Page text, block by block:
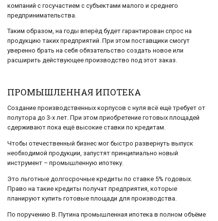
компаний с госучастием с субъектами малого и среднего
предпринимательства.
Таким образом, на годы вперёд будет гарантирован спрос на
продукцию таких предприятий. При этом поставщики смогут
уверенно брать на себя обязательство создать новое или
расширить действующее производство под этот заказ.
ПРОМЫШЛЕННАЯ ИПОТЕКА
Создание производственных корпусов с нуля всё ещё требует от
полутора до 3-х лет. При этом приобретение готовых площадей
сдерживают пока ещё высокие ставки по кредитам.
Чтобы отечественный бизнес мог быстро развернуть выпуск
необходимой продукции, запустят принципиально новый
инструмент – промышленную ипотеку.
Это льготные долгосрочные кредиты по ставке 5% годовых.
Право на такие кредиты получат предприятия, которые
планируют купить готовые площади для производства.
По поручению В. Путина промышленная ипотека в полном объёме